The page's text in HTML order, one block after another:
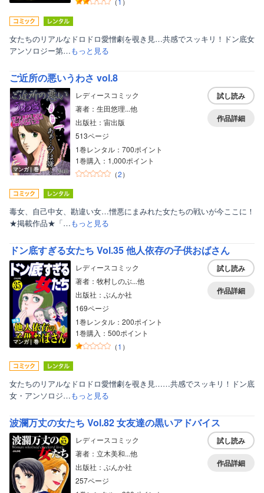
女たちのリアルなドロドロ愛憎劇を覗き見…共感でスッキリ！ドン底女
アンソロジー第…もっと見る
ご近所の悪いうわさ vol.8
マンガ｜巻
レディースコミック
著者：生田悠理...他
出版社：宙出版
513ページ
1巻レンタル：700ポイント
1巻購入：1,000ポイント
（2）
試し読み
作品詳細
毒女、自己中女、勘違い女…憎悪にまみれた女たちの戦いが今ここに！
★掲載作品★「…もっと見る
ドン底すぎる女たち Vol.35 他人依存の子供おばさん
マンガ｜巻
レディースコミック
著者：牧村しのぶ...他
出版社：ぶんか社
169ページ
1巻レンタル：200ポイント
1巻購入：500ポイント
（1 ）
試し読み
作品詳細
女たちのリアルなドロドロ愛憎劇を覗き見……共感でスッキリ！ドン底
女・アンソロジ…もっと見る
波瀾万丈の女たち Vol.82 女友達の黒いアドバイス
レディースコミック
著者：立木美和...他
出版社：ぶんか社
257ページ
試し読み
作品詳細